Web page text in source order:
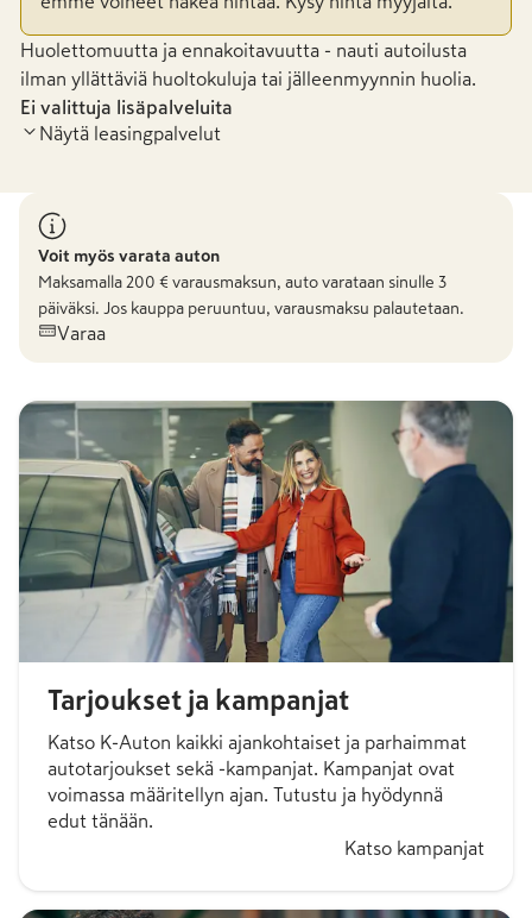
Huolettomuutta ja ennakoitavuutta - nauti autoilusta
ilman yllättäviä huoltokuluja tai jälleenmyynnin huolia.
Ei valittuja lisäpalveluita
Näytä leasingpalvelut
Voit myös varata auton
Maksamalla 200 € varausmaksun, auto varataan sinulle 3
päiväksi. Jos kauppa peruuntuu, varausmaksu palautetaan.
Varaa
Tarjoukset ja kampanjat
Katso K-Auton kaikki ajankohtaiset ja parhaimmat
autotarjoukset sekä -kampanjat. Kampanjat ovat
voimassa määritellyn ajan. Tutustu ja hyödynnä
edut tänään.
Katso kampanjat